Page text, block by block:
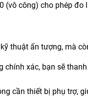
(vô công) cho phép
thuật ấn tượng, mà
chính xác, bạn sẽ
cần thiết bị phụ trợ,